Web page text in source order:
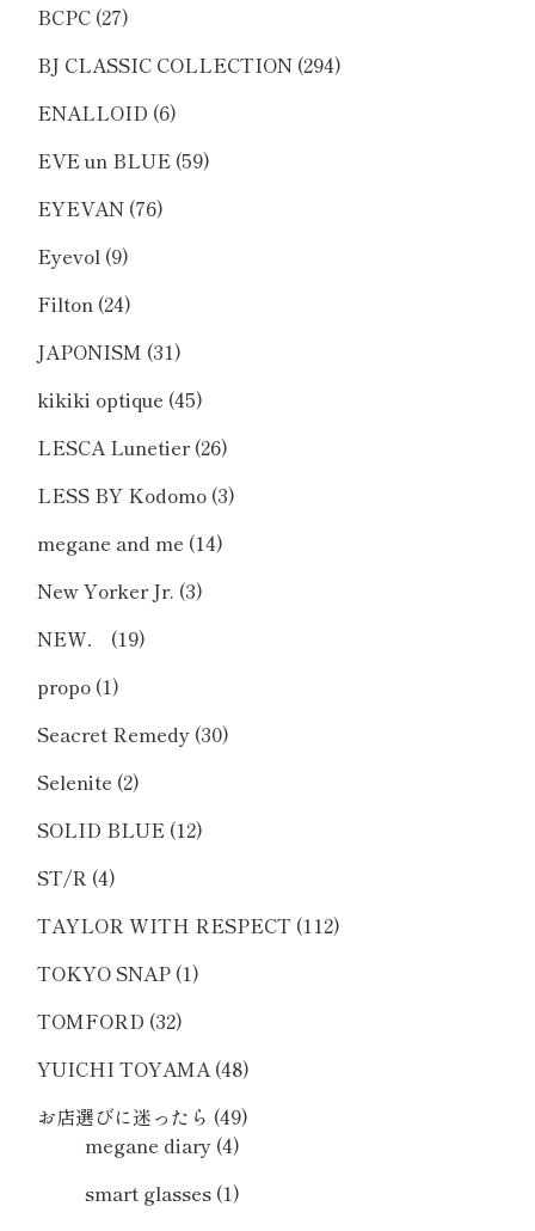
BCPC (27)
BJ CLASSIC COLLECTION (294)
ENALLOID (6)
EVE un BLUE (59)
EYEVAN (76)
Eyevol (9)
Filton (24)
JAPONISM (31)
kikiki optique (45)
LESCA Lunetier(26)
LESS BY Kodomo (3)
megane and me (14)
New Yorker Jr. (3)
NEW．
(19)
propo (1)
Seacret Remedy (30)
Selenite (2)
SOLID BLUE (12)
ST/R (4)
TAYLOR WITH RESPECT (112)
TOKYO SNAP (1)
TOMFORD (32)
YUICHI TOYAMA (48)
お店選びに迷ったら (49)
megane diary (4)
smart glasses (1)